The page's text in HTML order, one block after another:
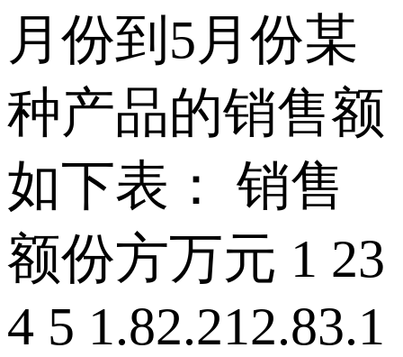
月份到5月份某
种产品的销售额
如下表： 销售
额份方万元 1 23
4 5 1.82.212.83.1